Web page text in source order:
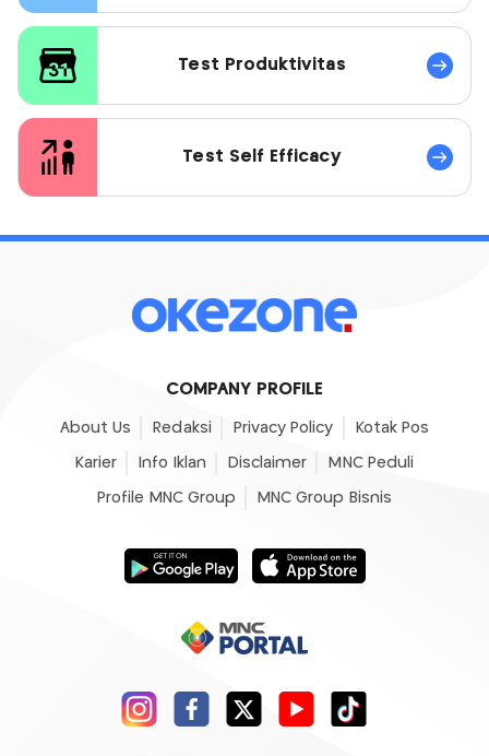
Test Produktivitas
Test Self Efficacy
COMPANY PROFILE
About Us Redaksi Privacy Policy Kotak Pos
Karier Info Iklan Disclaimer MNC Peduli
Profile MNC Group MNC Group Bisnis